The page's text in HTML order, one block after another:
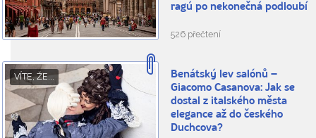
ragú po nekonečná podloubí
526 přečtení
VÍTE, ŽE...
Benátský lev salónů –
Giacomo Casanova: Jak se
dostal z italského města
elegance až do českého
Duchcova?